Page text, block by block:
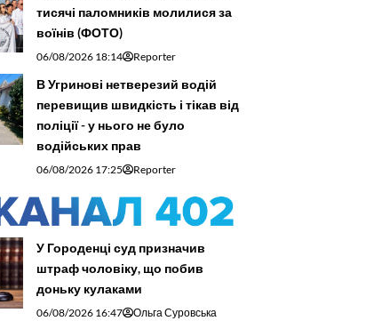
тисячі паломників молилися за
воїнів (ФОТО)
06/08/2026 18:14 Reporter
В Угринові нетверезий водій
перевищив швидкість і тікав від
поліції - у нього не було
водійських прав
06/08/2026 17:25 Reporter
У Городенці суд призначив
штраф чоловіку, що побив
доньку кулаками
06/08/2026 16:47 Ольга Суровська